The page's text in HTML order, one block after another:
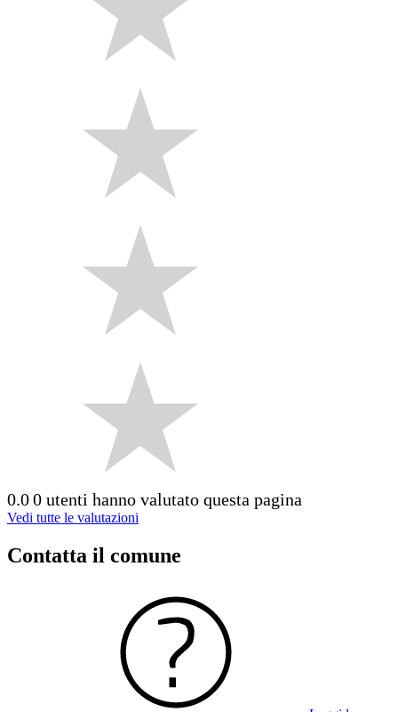
0.00 utenti hanno valutato questa pagina
Vedi tutte le valutazioni
Contatta il comune